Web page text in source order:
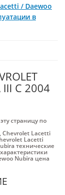
/ Daewoo
в
III С 2004
страницу по
,Chevrolet Lacetti
Lacetti
технические
Nubira цена